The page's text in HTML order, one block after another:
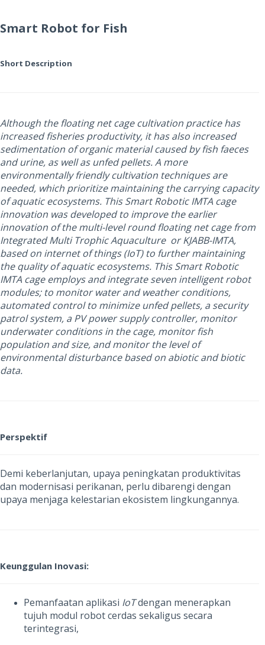
Smart Robot for Fish
Short Description
Although the floating net cage cultivation practice has
increased fisheries productivity, it has also increased
sedimentation of organic material caused by fish faeces
and urine, as well as unfed pellets. A more
environmentally friendly cultivation techniques are
needed, which prioritize maintaining the carrying capacity
of aquatic ecosystems. This Smart Robotic IMTA cage
innovation was developed to improve the earlier
innovation of the multi-level round floating net cage from
Integrated Multi Trophic Aquaculture or KJABB-IMTA,
based on internet of things (IoT) to further maintaining
the quality of aquatic ecosystems. This Smart Robotic
IMTA cage employs and integrate seven intelligent robot
modules; to monitor water and weather conditions,
automated control to minimize unfed pellets, a security
patrol system, a PV power supply controller, monitor
underwater conditions in the cage, monitor fish
population and size, and monitor the level of
environmental disturbance based on abiotic and biotic
data.
Perspektif
Demi keberlanjutan, upaya peningkatan produktivitas
dan modernisasi perikanan, perlu dibarengi dengan
upaya menjaga kelestarian ekosistem lingkungannya.
Keunggulan Inovasi:
Pemanfaatan aplikasi IoTdengan menerapkan
tujuh modul robot cerdas sekaligus secara
terintegrasi,